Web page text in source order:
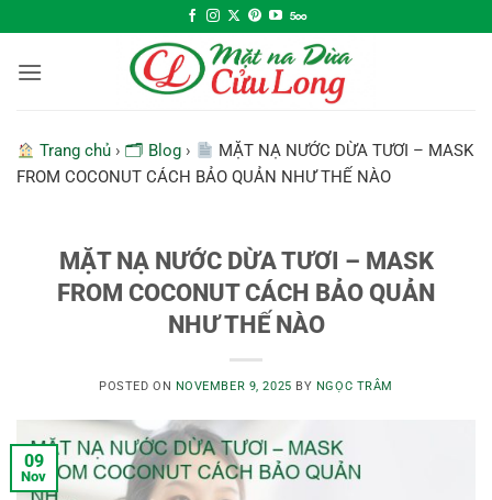
to
content
Trang chủ ›🗂 Blog ›
MẶT NẠ NƯỚC DỪA TƯƠI – MASK
FROM COCONUT CÁCH BẢO QUẢN NHƯ THẾ NÀO
MẶT NẠ NƯỚC DỪA TƯƠI – MASK
FROM COCONUT CÁCH BẢO QUẢN
NHƯ THẾ NÀO
POSTED ON NOVEMBER 9, 2025 BY NGỌC TRÂM
09
Nov